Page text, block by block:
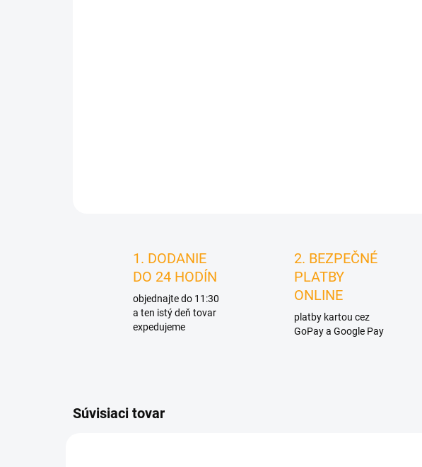
1. DODANIE
DO 24 HODÍN
objednajte do 11:30
a ten istý deň tovar
expedujeme
2. BEZPEČNÉ
PLATBY
ONLINE
platby kartou cez
GoPay a Google Pay
Súvisiaci tovar